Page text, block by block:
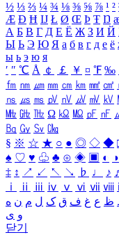
½ ⅓ ⅔ ¼ ¾ ⅛ ⅜ ⅝ ⅞ ¹ ²
Æ Ð Ħ Ĳ Ł Ø Œ Þ Ŧ Ŋ
А Б В Г Д Е Ё Ж З И Й
Ы Ь Э Ю Я а б в г д е ё
ы ь э ю я
′ ″ ℃ Å ￠ ￡ ￥ ¤ ℉ ‰
㎙ ㎚ ㎛ ㎜ ㎝ ㎞ ㎟ ㎠
㎱ ㎲ ㎳ ㎴ ㎵ ㎶ ㎷ ㎸
㎒ ㎓ ㎔ Ω ㏀ ㏁ ㎊ ㎋
㏃ ㏉ ㏜ ㏆
§ ※ ☆ ★ ○ ● ◎ ◇ ◆
♠ ♡ ♥ ♧ ♣ ⊙ ◈ ▣ ◐ ◑
‡ ↕ ↗ ↙ ↖ ↘ ♭ ♩ ♪
ⅰ
ⅱ ⅲ ⅳ ⅴ ⅵ ⅶ ⅷ
ظ ع غ ف ق ک ل م ن ه
و ی
닫기